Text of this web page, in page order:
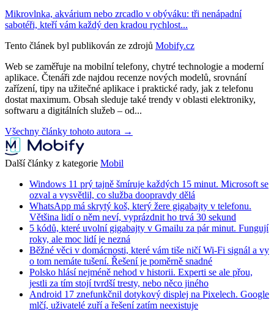
Mikrovlnka, akvárium nebo zrcadlo v obýváku: tři nenápadní
sabotéři, kteří vám každý den kradou rychlost...
Tento článek byl publikován ze zdrojů Mobify.cz
Web se zaměřuje na mobilní telefony, chytré technologie a moderní
aplikace. Čtenáři zde najdou recenze nových modelů, srovnání
zařízení, tipy na užitečné aplikace i praktické rady, jak z telefonu
dostat maximum. Obsah sleduje také trendy v oblasti elektroniky,
softwaru a digitálních služeb – od...
Všechny články tohoto autora →
Další články z kategorie Mobil
Windows 11 prý tajně šmíruje každých 15 minut. Microsoft se
ozval a vysvětlil, co služba doopravdy dělá
WhatsApp má skrytý koš, který žere gigabajty v telefonu.
Většina lidí o něm neví, vyprázdnit ho trvá 30 sekund
5 kódů, které uvolní gigabajty v Gmailu za pár minut. Fungují
roky, ale moc lidí je nezná
Běžné věci v domácnosti, které vám tiše ničí Wi-Fi signál a vy
o tom nemáte tušení. Řešení je poměrně snadné
Polsko hlásí nejméně nehod v historii. Experti se ale přou,
jestli za tím stojí tvrdší tresty, nebo něco jiného
Android 17 znefunkčnil dotykový displej na Pixelech. Google
mlčí, uživatelé zuří a řešení zatím neexistuje